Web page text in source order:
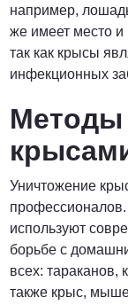
например,
же имеет место и
так как крысы
инфекционных
Уничтожение
используют
борьбе с
всех: тараканов,
также крыс,